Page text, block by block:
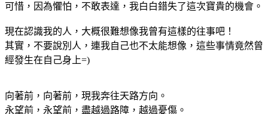
可惜，因為懼怕，不敢表達，我白白錯失了這次寶貴的機會。
現在認識我的人，大概很難想像我曾有這樣的往事吧！
其實，不要說別人，連我自己也不太能想像，這些事情竟然曾
經發生在自己身上=)
向著前，向著前，現我奔往天路方向。
永望前，永望前，盡越過路障，越過憂傷。